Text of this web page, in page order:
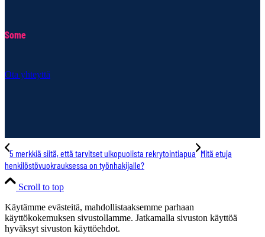
Some
Ota yhteyttä
5 merkkiä siitä, että tarvitset ulkopuolista rekrytointiapua Mitä etuja
henkilöstövuokrauksessa on työnhakijalle?
Scroll to top
Käytämme evästeitä, mahdollistaaksemme parhaan
käyttökokemuksen sivustollamme. Jatkamalla sivuston käyttöä
hyväksyt sivuston käyttöehdot.